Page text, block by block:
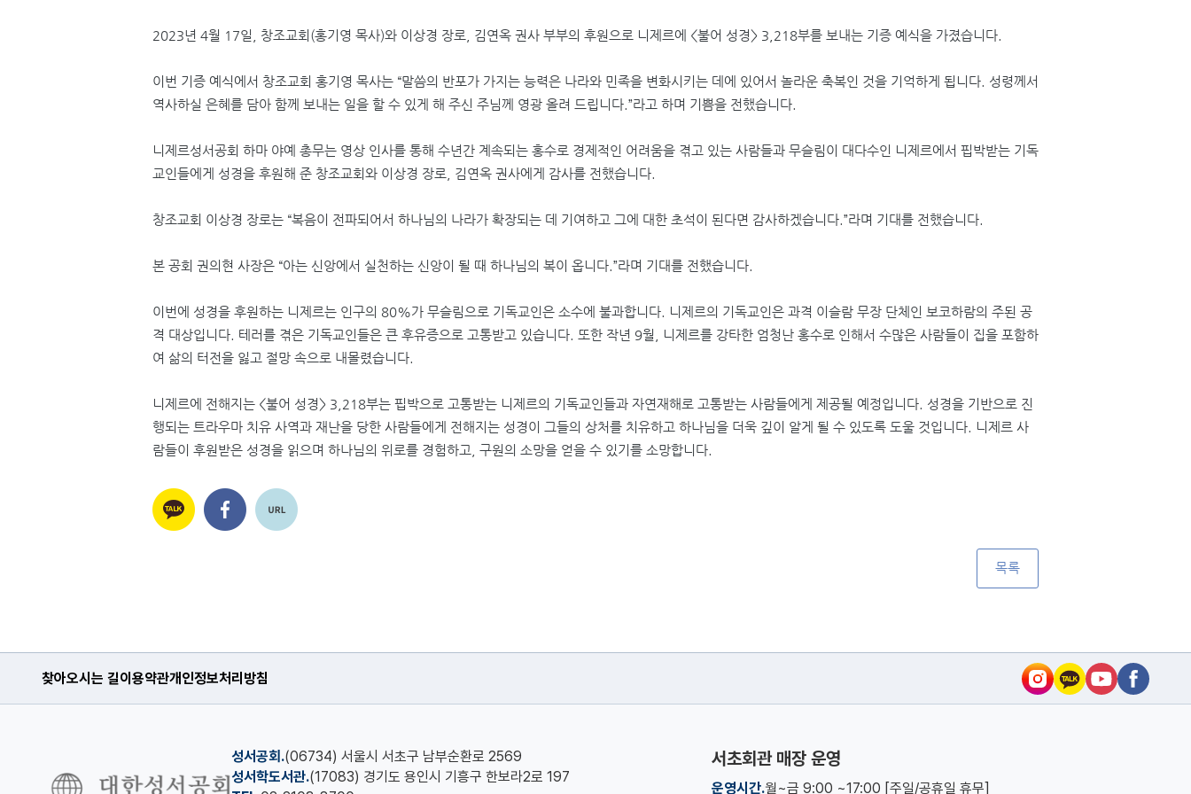
2023년 4월 17일 창조교회 (홍기영 목사)와 이상경 장로 김연옥 권사 부부의 후원으로 니제르에 <불어 성경> 3,218부를 보내는 기증 예식을 가졌습니다
이번 기증 예식에서 창조교회 홍기영 목사는 “말씀의 반포가 가지는 능력은 나라와 민족을 변화시키는 데에 있어서 놀라운 축복인 것을 기억하게 됩니다
성령께서
역사하실 은혜를 담아 함께 보내는 일을 할 수 있게 해 주신 주님께 영광 올려 드립니다 .”라고 하며 기쁨을 전했습니다
니제르성서공회 하마 야예 총무는 영상 인사를 통해 수년간 계속되는 홍수로 경제적인 어려움을 겪고 있는 사람들과 무슬림이 대다수인 니제르에서 핍박받는 기독
교인들에게 성경을 후원해 준 창조교회와 이상경 장로
김연옥 권사에게 감사를 전했습니다
창조교회 이상경 장로는 “복음이 전파되어서 하나님의 나라가 확장되는 데 기여하고 그에 대한 초석이 된다면 감사하겠습니다 .”라며 기대를 전했습니다
본 공회 권의현 사장은 “아는 신앙에서 실천하는 신앙이 될 때 하나님의 복이 옵니다 .”라며 기대를 전했습니다
이번에 성경을 후원하는 니제르는 인 구의 80%가 무슬림으로 기독교인은 소수에 불과합니다
니제르의 기독교인은 과격 이슬람 무장 단체인 보코하람의 주된 공
격 대상입니다
테러를 겪은 기독교인들은 큰 후유증으로 고통받고 있습니다 또한 작년 9월
니제르를 강타한 엄청난 홍수로 인해서 수많은 사람들이 집을 포함하
여 삶의 터전을 잃고 절망 속으로 내몰렸습니다
니제르에 전해지는 <불어 성경> 3,218부는 핍박으로 고통받는 니제르의 기독교인들과 자연재해로 고통받는 사람들에게 제공될 예정입니다
성경을 기반으로 진
행되는 트라우마 치유 사역과 재난을 당한 사람들에게 전해지는 성경이 그들의 상처를 치유하고 하나님을 더욱 깊이 알게 될 수 있도록 도울 것입니다
니제르 사
람들이 후원받은 성경을 읽으며 하나님의 위로를 경험하고
구원의 소망을 얻을 수 있기를 소망합니다
목록
찾아오시는 길이용약관개인정보처리방침
성서공회.(06734) 서울시 서초구 남부순환로 2569
성서학도서관.(17083) 경기도 용인시 기흥구 한보라2로 197
서초회관 매장 운영
운영시간.월~금 9:00 ~17:00 [주일/공휴일 휴무]